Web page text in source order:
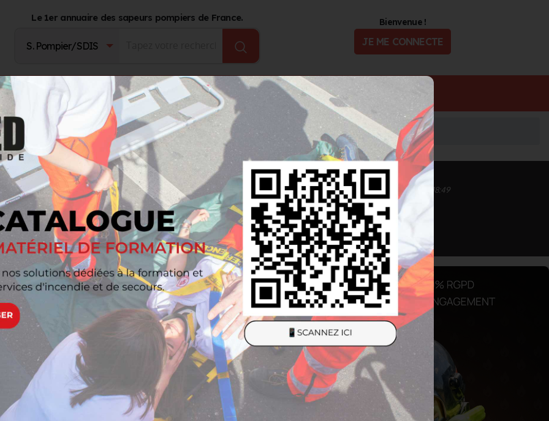
Le 1er annuaire des sapeurs pompiers de France. Bienvenue !
JE ME CONNECTE
Catalogue Produits Journal d'actualité Offres d'Emploi
Jean-Christian
Christian
Inscrit depuis le 17/07/2023 à 18:49
Informations mises à jour le 17/07/2023 à 18:49